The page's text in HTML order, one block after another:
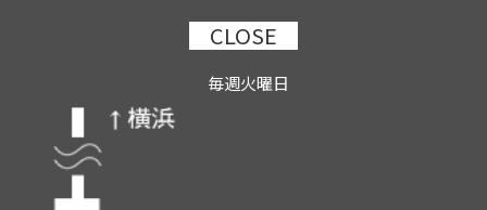
CLOSE
毎週火曜日